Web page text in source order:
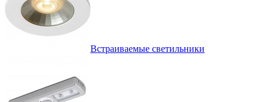
Встраиваемые светильники